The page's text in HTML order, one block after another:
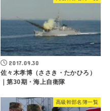
2017.09.30
佐々木孝博（ささき・たかひろ）
｜第30期・海上自衛隊
高級幹部名簿一覧